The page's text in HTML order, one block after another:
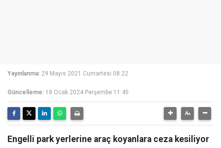
Yayınlanma: 29 Mayıs 2021 Cumartesi 08:22
Güncelleme: 18 Ocak 2024 Perşembe 11:45
Engelli park yerlerine araç koyanlara ceza kesiliyor